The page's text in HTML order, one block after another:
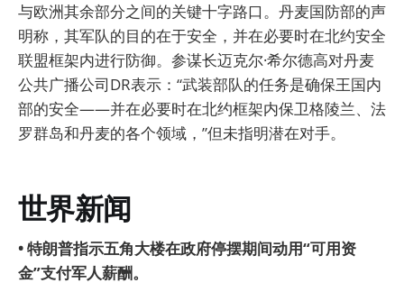
与欧洲其余部分之间的关键十字路口。丹麦国防部的声
明称，其军队的目的在于安全，并在必要时在北约安全
联盟框架内进行防御。参谋长迈克尔·希尔德高对丹麦
公共广播公司DR表示：“武装部队的任务是确保王国内
部的安全——并在必要时在北约框架内保卫格陵兰、法
罗群岛和丹麦的各个领域，”但未指明潜在对手。
世界新闻
• 特朗普指示五角大楼在政府停摆期间动用“可用资
金”支付军人薪酬。